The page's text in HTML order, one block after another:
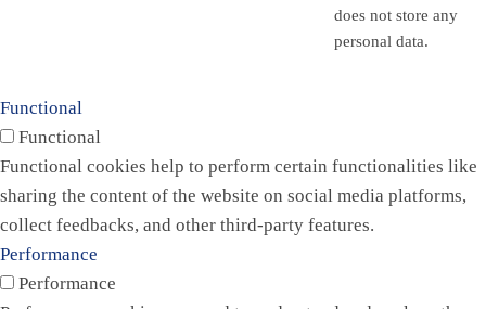
does not store any
personal data.
Functional
Functional
Functional cookies help to perform certain functionalities like
sharing the content of the website on social media platforms,
collect feedbacks, and other third-party features.
Performance
Performance